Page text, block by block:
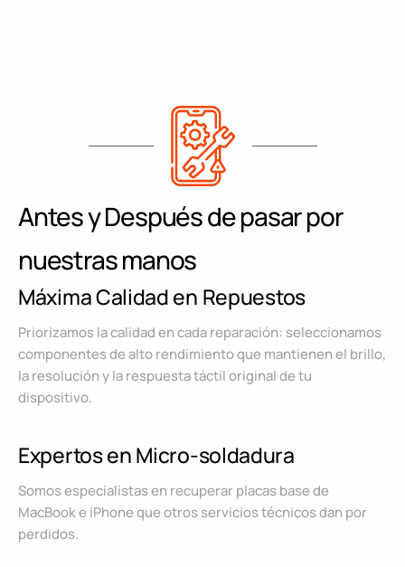
Antes y Después de pasar por
nuestras manos
Máxima Calidad en Repuestos
Priorizamos la calidad en cada reparación: seleccionamos
componentes de alto rendimiento que mantienen el brillo,
la resolución y la respuesta táctil original de tu
dispositivo.
Expertos en Micro-soldadura
Somos especialistas en recuperar placas base de
MacBook e iPhone que otros servicios técnicos dan por
perdidos.